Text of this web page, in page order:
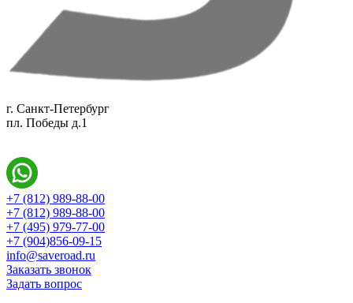
г. Санкт-Петербург
пл. Победы д.1
+7 (812) 989-88-00
+7 (812) 989-88-00
+7 (495) 979-77-00
+7 (904)856-09-15
info@saveroad.ru
Заказать звонок
Задать вопрос